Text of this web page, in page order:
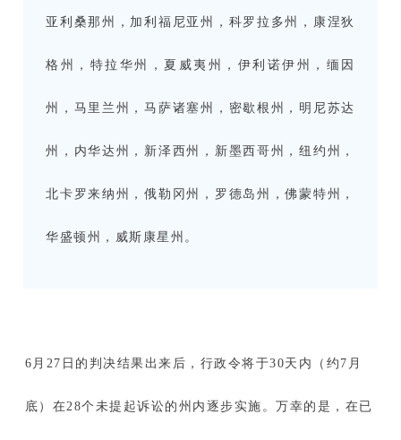
亚利桑那州，加利福尼亚州，科罗拉多州，康涅狄
格州，特拉华州，夏威夷州，伊利诺伊州，缅因
州，马里兰州，马萨诸塞州，密歇根州，明尼苏达
州，内华达州，新泽西州，新墨西哥州，纽约州，
北卡罗来纳州，俄勒冈州，罗德岛州，佛蒙特州，
华盛顿州，威斯康星州。
6月27日的判决结果出来后，行政令将于30天内（约7月
底）在28个未提起诉讼的州内逐步实施。万幸的是，在已